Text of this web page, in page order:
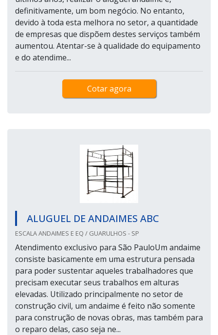
definitivamente, um bom negócio. No entanto,
devido à toda esta melhora no setor, a quantidade
de empresas que dispõem destes serviços também
aumentou. Atentar-se à qualidade do equipamento
e do atendime...
Cotar agora
ALUGUEL DE ANDAIMES ABC
ESCALA ANDAIMES E EQ / GUARULHOS - SP
Atendimento exclusivo para São PauloUm andaime
consiste basicamente em uma estrutura pensada
para poder sustentar aqueles trabalhadores que
precisam executar seus trabalhos em alturas
elevadas. Utilizado principalmente no setor de
construção civil, um andaime é feito não somente
para construção de novas obras, mas também para
o reparo delas, caso seja ne...